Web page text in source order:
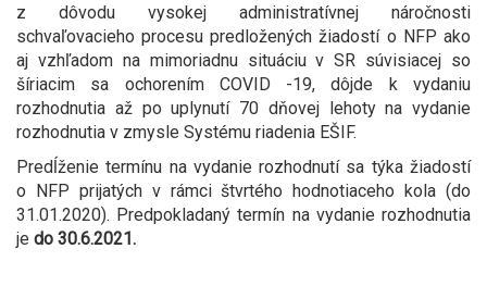
z dôvodu vysokej administratívnej náročnosti
schvaľovacieho procesu predložených žiadostí o NFP ako
aj vzhľadom na mimoriadnu situáciu v SR súvisiacej so
šíriacim sa ochorením COVID -19, dôjde k vydaniu
rozhodnutia až po uplynutí 70 dňovej lehoty na vydanie
rozhodnutia v zmysle Systému riadenia EŠIF.
Predĺženie termínu na vydanie rozhodnutí sa týka žiadostí
o NFP prijatých v rámci štvrtého hodnotiaceho kola (do
31.01.2020). Predpokladaný termín na vydanie rozhodnutia
je do 30.6.2021.